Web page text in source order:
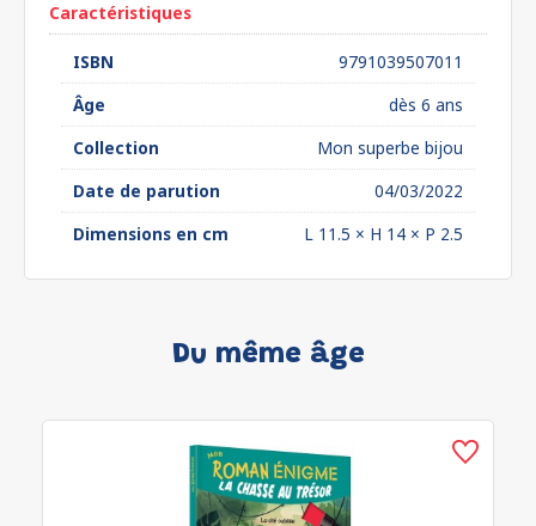
Caractéristiques
ISBN
9791039507011
Âge
dès 6 ans
Collection
Mon superbe bijou
Date de parution
04/03/2022
Dimensions en cm
L 11.5 × H 14 × P 2.5
Du même âge